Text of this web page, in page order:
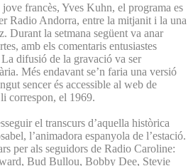
francès, Yves Kuhn, el programa es
Radio Andorra, entre la mitjanit i la una
Durant la setmana següent va anar
amb els comentaris entusiastes
La difusió de la gravació va ser
Més endavant se’n faria una versió
sencer és accessible al web de
correspon, el 1969.
el transcurs d’aquella històrica
l’animadora espanyola de l’estació.
per als seguidors de Radio Caroline:
Bud Bullou, Bobby Dee, Stevie